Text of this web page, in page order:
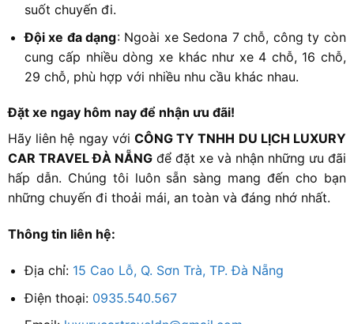
suốt chuyến đi.
Đội xe đa dạng: Ngoài xe Sedona 7 chỗ, công ty còn
cung cấp nhiều dòng xe khác như xe 4 chỗ, 16 chỗ,
29 chỗ, phù hợp với nhiều nhu cầu khác nhau.
Đặt xe ngay hôm nay để nhận ưu đãi!
Hãy liên hệ ngay với CÔNG TY TNHH DU LỊCH LUXURY
CAR TRAVEL ĐÀ NẴNG để đặt xe và nhận những ưu đãi
hấp dẫn. Chúng tôi luôn sẵn sàng mang đến cho bạn
những chuyến đi thoải mái, an toàn và đáng nhớ nhất.
Thông tin liên hệ:
Địa chỉ: 15 Cao Lỗ, Q. Sơn Trà, TP. Đà Nẵng
Điện thoại: 0935.540.567